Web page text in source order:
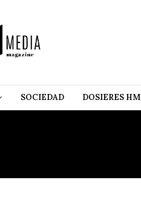
SOCIEDAD DOSIERES HM